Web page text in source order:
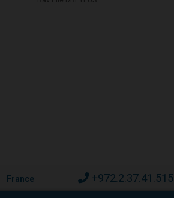
France +972.2.37.41.515